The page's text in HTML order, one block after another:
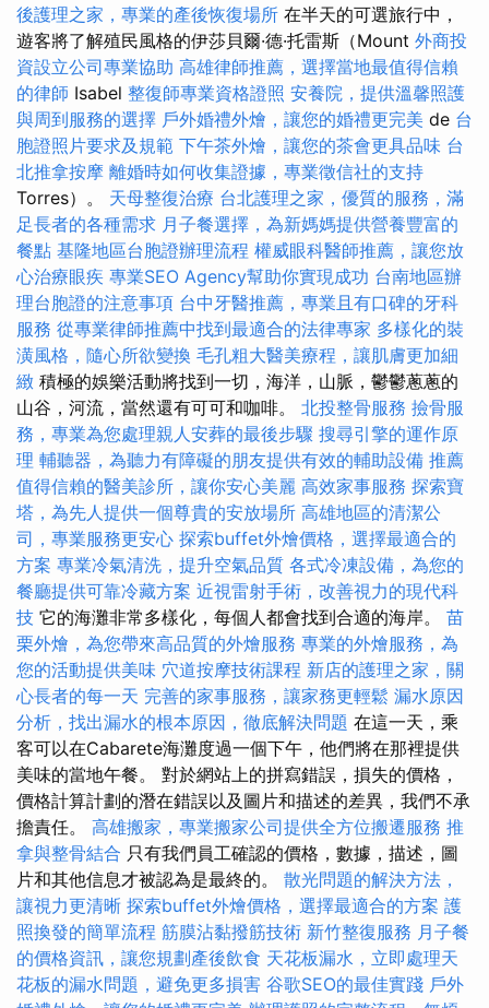
後護理之家，專業的產後恢復場所 在半天的可選旅行中，
遊客將了解殖民風格的伊莎貝爾·德·托雷斯（Mount 外商投
資設立公司專業協助 高雄律師推薦，選擇當地最值得信賴
的律師 Isabel 整復師專業資格證照 安養院，提供溫馨照護
與周到服務的選擇 戶外婚禮外燴，讓您的婚禮更完美 de 台
胞證照片要求及規範 下午茶外燴，讓您的茶會更具品味 台
北推拿按摩 離婚時如何收集證據，專業徵信社的支持
Torres）。 天母整復治療 台北護理之家，優質的服務，滿
足長者的各種需求 月子餐選擇，為新媽媽提供營養豐富的
餐點 基隆地區台胞證辦理流程 權威眼科醫師推薦，讓您放
心治療眼疾 專業SEO Agency幫助你實現成功 台南地區辦
理台胞證的注意事項 台中牙醫推薦，專業且有口碑的牙科
服務 從專業律師推薦中找到最適合的法律專家 多樣化的裝
潢風格，隨心所欲變換 毛孔粗大醫美療程，讓肌膚更加細
緻 積極的娛樂活動將找到一切，海洋，山脈，鬱鬱蔥蔥的
山谷，河流，當然還有可可和咖啡。 北投整骨服務 撿骨服
務，專業為您處理親人安葬的最後步驟 搜尋引擎的運作原
理 輔聽器，為聽力有障礙的朋友提供有效的輔助設備 推薦
值得信賴的醫美診所，讓你安心美麗 高效家事服務 探索寶
塔，為先人提供一個尊貴的安放場所 高雄地區的清潔公
司，專業服務更安心 探索buffet外燴價格，選擇最適合的
方案 專業冷氣清洗，提升空氣品質 各式冷凍設備，為您的
餐廳提供可靠冷藏方案 近視雷射手術，改善視力的現代科
技 它的海灘非常多樣化，每個人都會找到合適的海岸。 苗
栗外燴，為您帶來高品質的外燴服務 專業的外燴服務，為
您的活動提供美味 穴道按摩技術課程 新店的護理之家，關
心長者的每一天 完善的家事服務，讓家務更輕鬆 漏水原因
分析，找出漏水的根本原因，徹底解決問題 在這一天，乘
客可以在Cabarete海灘度過一個下午，他們將在那裡提供
美味的當地午餐。 對於網站上的拼寫錯誤，損失的價格，
價格計算計劃的潛在錯誤以及圖片和描述的差異，我們不承
擔責任。 高雄搬家，專業搬家公司提供全方位搬遷服務 推
拿與整骨結合 只有我們員工確認的價格，數據，描述，圖
片和其他信息才被認為是最終的。 散光問題的解決方法，
讓視力更清晰 探索buffet外燴價格，選擇最適合的方案 護
照換發的簡單流程 筋膜沾黏撥筋技術 新竹整復服務 月子餐
的價格資訊，讓您規劃產後飲食 天花板漏水，立即處理天
花板的漏水問題，避免更多損害 谷歌SEO的最佳實踐 戶外